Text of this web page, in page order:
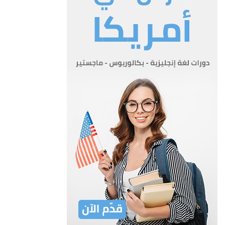
المركز: مركز طب الأسنان العام او مركز طب الأسنان التخصصي
المرخص وفقاً لأحكام نظام ترخيص عيادات ومراكز طب الاسنان .
الهيئة المركزية: الهيئة المشكلة وفق أحكام هذا القانون .
المادة 3
تتألف في المملكة نقابة واحدة لاطباء الاسنان ذات مركزين في عمان
يجب ان ينتسب للنقابة ويسجل فيها:-
أ) الاطباء المقيمون في المملكة ويزاولون عملهم فيها وتتوفر فيهم
شروط الانتساب المنصوص عليها في هذا القانون.
ب) الممارسون الذين حصلوا على ترخيص بمقتضى المادة السادسة
من قانون نقابة اطباء الاسنان رقم 11 لسنة 1956